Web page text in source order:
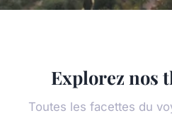
Explorez nos
Toutes les facettes du